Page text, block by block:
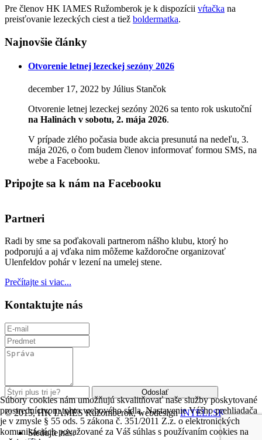
Pre členov HK IAMES Ružomberok je k dispozícii vŕtačka na
preisťovanie lezeckých ciest a tiež boldermatka.
Najnovšie články
Otvorenie letnej lezeckej sezóny 2026
december 17, 2022 by Július Stančok
Otvorenie letnej lezeckej sezóny 2026 sa tento rok uskutoční
na Halinách v sobotu, 2. mája 2026.
V prípade zlého počasia bude akcia presunutá na nedeľu, 3.
mája 2026, o čom budem členov informovať formou SMS, na
webe a Facebooku.
Pripojte sa k nám na Facebooku
Partneri
Radi by sme sa poďakovali partnerom nášho klubu, ktorý ho
podporujú a aj vďaka nim môžeme každoročne organizovať
Ulenfeldov pohár v lezení na umelej stene.
Prečítajte si viac...
Kontaktujte nás
© 2015, HK IAMES Ružomberok, webdesignINTELI.SK
Sledujte nás:
Súbory cookies nám umožňujú skvalitňovať naše služby poskytované
prostredníctvom tohto webového sídla. Nastavenie Vášho prehliadača
je v zmysle § 55 ods. 5 zákona č. 351/2011 Z.z. o elektronických
komunikáciách považované za Váš súhlas s používaním cookies na